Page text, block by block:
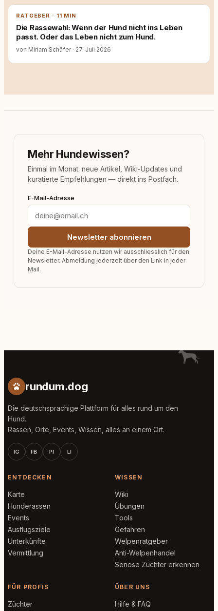
RATGEBER · 11 MIN
Die Rassewahl: Wenn der Hund nicht ins Leben
passt. Oder das Leben nicht zum Hund.
von Miriam Schäfer · 27. Juli 2026
Mehr Hundewissen?
Einmal im Monat: neue Artikel, Wiki-Updates und
kuratierte Empfehlungen — direkt ins Postfach.
E-Mail-Adresse
Newsletter abonnieren
Deine E-Mail-Adresse nutzen wir ausschliesslich für den
Newsletter. Abmeldung jederzeit über den Link in jeder
Mail.
rundum.dog
Die deutschsprachige Plattform für alles rund um den
Hund.
Rassen, Orte, Events, Wissen, alles an einem Ort.
IG FB PI LI
ENTDECKEN
Karte
Hunderassen
Events
Ausflugsziele
Unterkünfte
Vermittlung
WISSEN
Wiki
Übungen
Tools
Gefahren
Welpenratgeber
Anti-Welpenhandel
Seriöse Züchter erkennen
FÜR PROFIS
Züchter
ÜBER UNS
Hilfe & FAQ